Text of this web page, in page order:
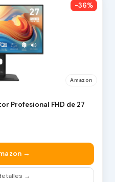
-36%
Amazon
Profesional FHD de 27
→
→